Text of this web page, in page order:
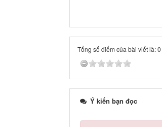
Tổng số điểm của bài viết là:
Ý kiến bạn đọc